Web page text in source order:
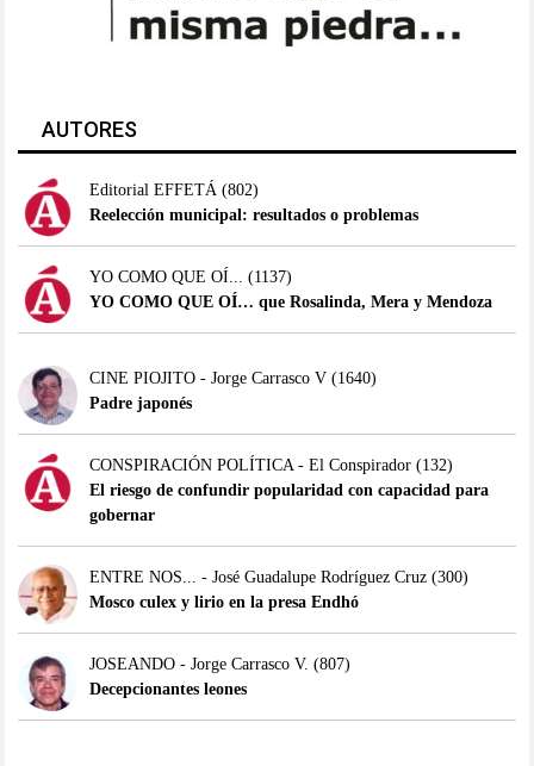
AUTORES
Editorial EFFETÁ(802)
Reelección municipal: resultados o problemas
YO COMO QUE OÍ... (1137)
YO COMO QUE OÍ… que Rosalinda, Mera y Mendoza
CINE PIOJITO - Jorge Carrasco V(1640)
Padre japonés
CONSPIRACIÓN POLÍTICA - El Conspirador(132)
El riesgo de confundir popularidad con capacidad para
gobernar
ENTRE NOS... - José Guadalupe Rodríguez Cruz(300)
Mosco culex y lirio en la presa Endhó
JOSEANDO - Jorge Carrasco V. (807)
Decepcionantes leones